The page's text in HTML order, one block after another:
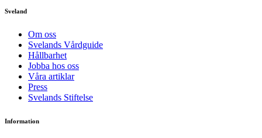
Sveland
Om oss
Svelands Vårdguide
Hållbarhet
Jobba hos oss
Våra artiklar
Press
Svelands Stiftelse
Information